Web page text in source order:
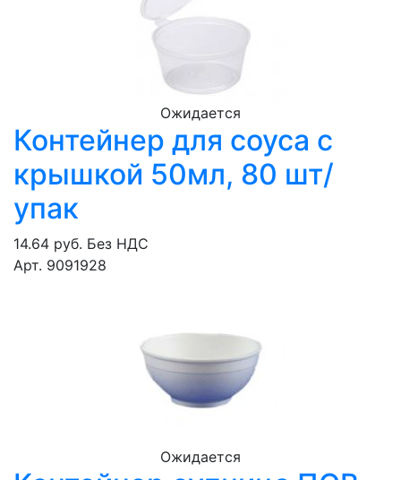
Ожидается
Контейнер для соуса с
крышкой 50мл, 80 шт/
упак
14.64 руб. Без НДС
Арт. 9091928
Ожидается